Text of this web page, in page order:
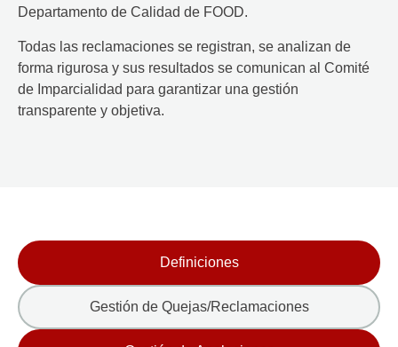
Departamento de Calidad de FOOD.
Todas las reclamaciones se registran, se analizan de
forma rigurosa y sus resultados se comunican al Comité
de Imparcialidad para garantizar una gestión
transparente y objetiva.
Definiciones
Gestión de Quejas/Reclamaciones